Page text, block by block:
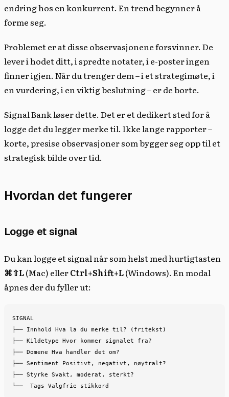
endring hos en konkurrent. En trend begynner å
forme seg.
Problemet er at disse observasjonene forsvinner. De
lever i hodet ditt, i spredte notater, i e-poster ingen
finner igjen. Når du trenger dem – i et strategimøte, i
en vurdering, i en viktig beslutning – er de borte.
Signal Bank løser dette. Det er et dedikert sted for å
logge det du legger merke til. Ikke lange rapporter –
korte, presise observasjoner som bygger seg opp til et
strategisk bilde over tid.
Hvordan det fungerer
Logge et signal
Du kan logge et signal når som helst med hurtigtasten
⌘⇧L(Mac) ellerCtrl+Shift+L(Windows). En modal
åpnes der du fyller ut:
SIGNAL
├── Innhold Hva la du merke til? (fritekst)
├── Kildetype Hvor kommer signalet fra?
├── Domene Hva handler det om?
├── Sentiment Positivt, negativt, nøytralt?
├── Styrke Svakt, moderat, sterkt?